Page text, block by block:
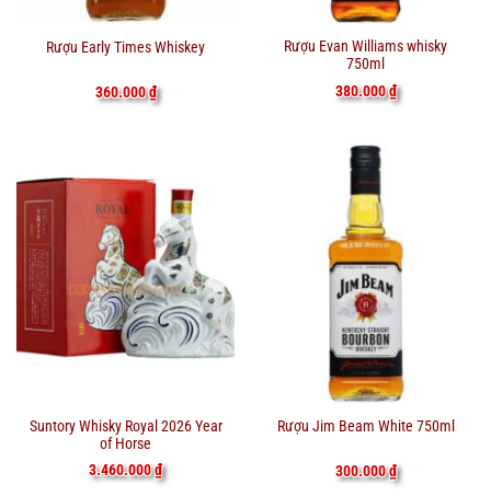
Rượu Early Times Whiskey
360.000₫
Rượu Evan Williams whisky
750ml
380.000₫
Suntory Whisky Royal 2026 Year
of Horse
3.460.000₫
Rượu Jim Beam White 750ml
300.000₫